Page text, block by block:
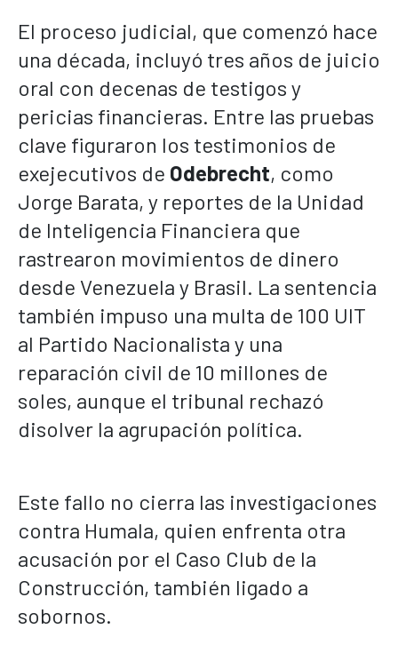
El proceso judicial, que comenzó hace
una década, incluyó tres años de juicio
oral con decenas de testigos y
pericias financieras. Entre las pruebas
clave figuraron los testimonios de
exejecutivos de Odebrecht, como
Jorge Barata, y reportes de la Unidad
de Inteligencia Financiera que
rastrearon movimientos de dinero
desde Venezuela y Brasil. La sentencia
también impuso una multa de 100 UIT
al Partido Nacionalista y una
reparación civil de 10 millones de
soles, aunque el tribunal rechazó
disolver la agrupación política.
Este fallo no cierra las investigaciones
contra Humala, quien enfrenta otra
acusación por el Caso Club de la
Construcción, también ligado a
sobornos.